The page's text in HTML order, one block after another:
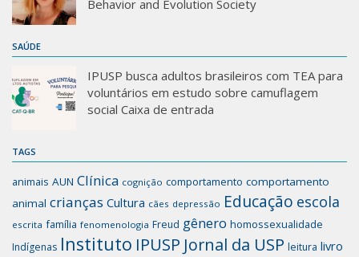
Behavior and Evolution Society
SAÚDE
IPUSP busca adultos brasileiros com TEA para
voluntários em estudo sobre camuflagem
social Caixa de entrada
TAGS
animais AUN Clínica cognição comportamento comportamento
animal crianças Cultura cães depressão Educação escola
escrita família fenomenologia Freud gênero homossexualidade
Indígenas Instituto IPUSP Jornal da USP leitura livro